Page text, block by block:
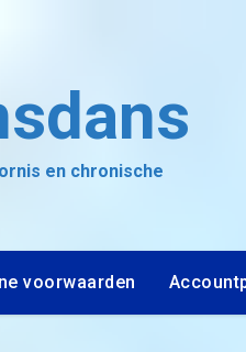
en chronische
voorwaarden